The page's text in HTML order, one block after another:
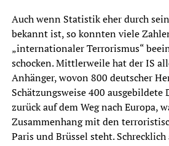
Auch wenn Statistik eher durch
bekannt ist, so konnten viele
„internationaler Terrorismus“
schocken. Mittlerweile hat der IS
Anhänger, wovon 800 deutscher
Schätzungsweise 400 ausgebildete
zurück auf dem Weg nach Europa,
Zusammenhang mit den
Paris und Brüssel steht.